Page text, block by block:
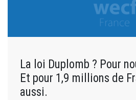
La loi Duplomb ? Pour
Et pour 1,9 millions de
aussi.